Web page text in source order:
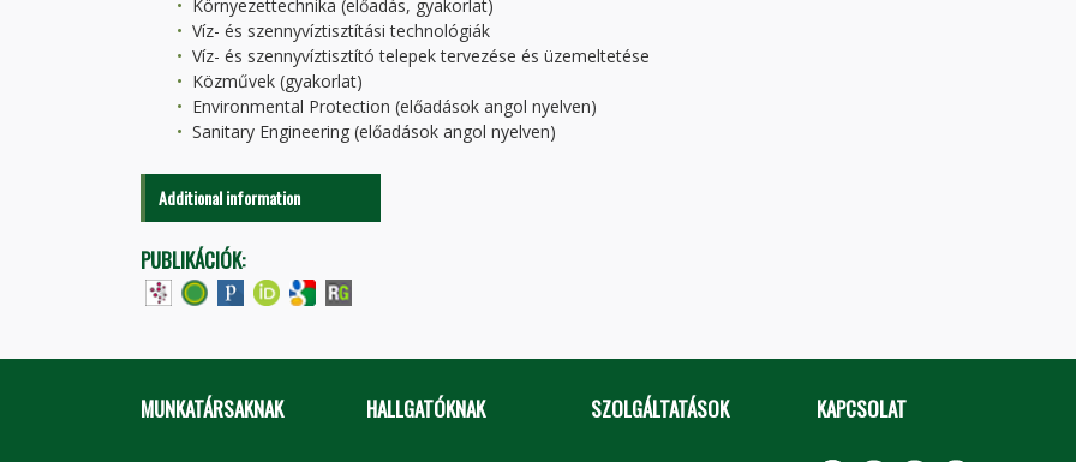
Környezettechnika (előadás, gyakorlat)
Víz- és szennyvíztisztítási technológiák
Víz- és szennyvíztisztító telepek tervezése és üzemeltetése
Közművek (gyakorlat)
Environmental Protection (előadások angol nyelven)
Sanitary Engineering (előadások angol nyelven)
Additional information
PUBLIKÁCIÓK:
MUNKATÁRSAKNAK HALLGATÓKNAK SZOLGÁLTATÁSOK KAPCSOLAT